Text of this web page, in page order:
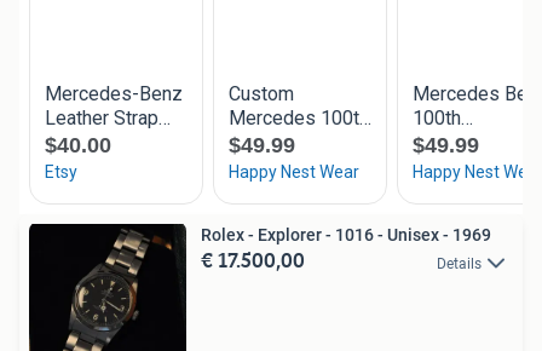
Rolex - Explorer - 1016 - Unisex - 1969
€ 17.500,00 Details